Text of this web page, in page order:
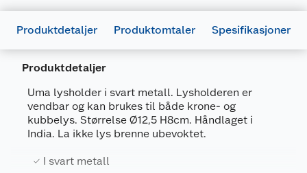
Produktdetaljer Produktomtaler Spesifikasjoner
Produktdetaljer
Uma lysholder i svart metall. Lysholderen er
vendbar og kan brukes til både krone- og
kubbelys. Størrelse Ø12,5 H8cm. Håndlaget i
India. La ikke lys brenne ubevoktet.
I svart metall
Artikkelnummer
7071189286205
Leverandørens artikkelnummer
CO24222756